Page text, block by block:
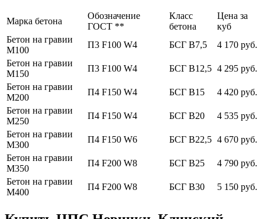
Марка бетона
Обозначение
ГОСТ **
Класс
бетона
Цена за
куб
Бетон на гравии
М100
П3 F100 W4 БСГ В7,5
4 170 руб.
Бетон на гравии
М150
П3 F100 W4 БСГ В12,5 4 295 руб.
Бетон на гравии
М200
П4 F150 W4 БСГ В15
4 420 руб.
Бетон на гравии
М250
П4 F150 W4 БСГ В20
4 535 руб.
Бетон на гравии
М300
П4 F150 W6 БСГ В22,5 4 670 руб.
Бетон на гравии
М350
П4 F200 W8 БСГ В25
4 790 руб.
Бетон на гравии
М400
П4 F200 W8 БСГ В30 5 150 руб.